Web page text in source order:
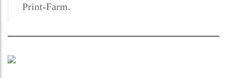
Print-Farm.